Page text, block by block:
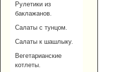
Рулетики из
баклажанов.
Салаты с тунцом.
Салаты к шашлыку.
Вегетарианские
котлеты.